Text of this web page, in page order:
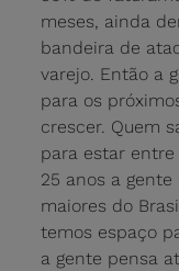
meses, ainda
bandeira de
varejo. Então a
para os
crescer. Quem
para estar entre
25 anos a
maiores do
temos espaço
a gente pensa